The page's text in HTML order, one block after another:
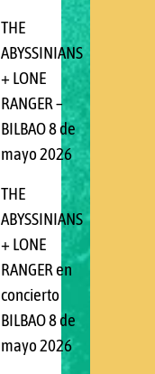
THE
ABYSSINIANS
+ LONE
RANGER –
BILBAO 8 de
mayo 2026
THE
ABYSSINIANS
+ LONE
RANGER en
concierto
BILBAO 8 de
mayo 2026